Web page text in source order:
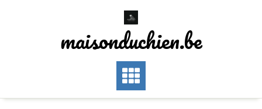
maisonduchien.be